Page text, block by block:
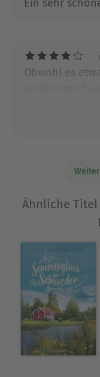
Ein sehr
Obwohl es
wohl
Ähnliche Titel